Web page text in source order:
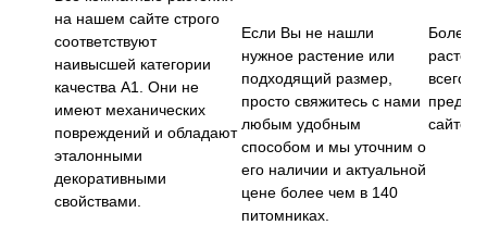
на нашем сайте строго
соответствуют
наивысшей категории
качества А1. Они не
имеют механических
повреждений и обладают
эталонными
декоративными
свойствами.
Если Вы не нашли
нужное растение или
подходящий размер,
просто свяжитесь с нами
любым удобным
способом и мы уточним о
его наличии и актуальной
цене более чем в 140
питомниках.
Более
всего
сайте.